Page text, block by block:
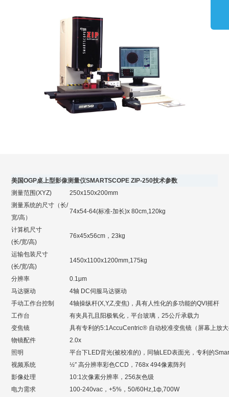
美国OGP桌上型影像测量仪SMARTSCOPE ZIP-250技术参数
测量范围(XYZ)
250x150x200mm
测量系统的尺寸（长/
宽/高）
74x54-64(标准-加长)x 80cm,120kg
计算机尺寸
(长/宽/高)
76x45x56cm，23kg
运输包装尺寸
(长/宽/高)
1450x1100x1200mm,175kg
分辨率
0.1μm
马达驱动
4轴 DC伺服马达驱动
手动工作台控制
4轴操纵杆(X,Y,Z,变焦)，具有人性化的多功能的QVI摇杆
工作台
有夹具孔且阳极氧化，平台玻璃，25公斤承载力
变焦镜
具有专利的5:1AccuCentric® 自动校准变焦镜（屏幕上放
物镜配件
2.0x
照明
平台下LED背光(被校准的)，同轴LED表面光，专利的
视频系统
½″ 高分辨率彩色CCD，768x 494像素阵列
影像处理
10:1次像素分辨率，256灰色级
电力需求
100-240vac，+5%，50/60Hz,1ф,700W